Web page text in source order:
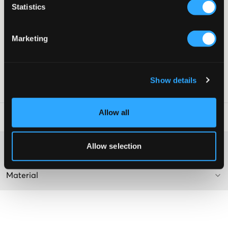
Statistics
Marketing
Show details
Allow all
Allow selection
Piqué
Stickerei
Material